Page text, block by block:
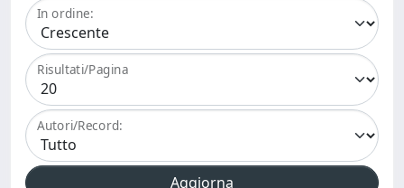
In ordine:
Risultati/Pagina
Autori/Record: